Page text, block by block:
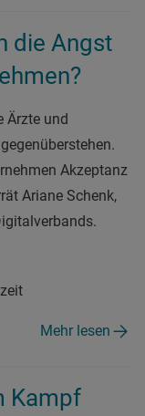
die Angst
Ärzte und
Akzeptanz
Ariane Schenk,
Mehr lesen
Kampf